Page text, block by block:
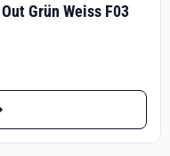
Grün Weiss F03